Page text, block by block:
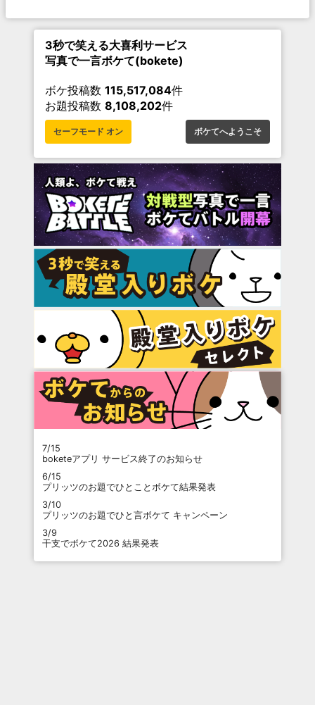
3秒で笑える大喜利サービス
写真で一言ボケて(bokete)
ボケ投稿数 115,517,084件
お題投稿数 8,108,202件
セーフモード オン ボケてへようこそ
7/15
boketeアプリ サービス終了のお知らせ
6/15
プリッツのお題でひとことボケて結果発表
3/10
プリッツのお題でひと言ボケて キャンペーン
3/9
干支でボケて2026 結果発表